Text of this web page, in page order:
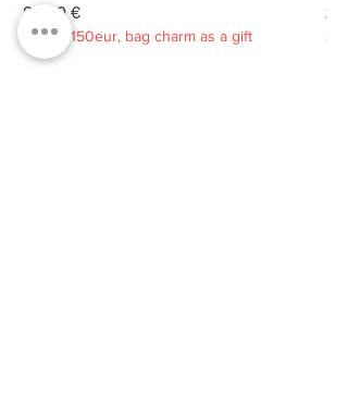
Kaina
25,00 €
Spend 150eur, bag charm as a gift